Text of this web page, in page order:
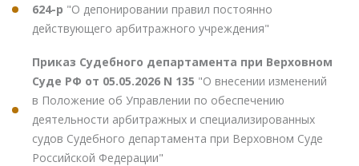
624-р "О депонировании правил постоянно
действующего арбитражного учреждения"
Приказ Судебного департамента при Верховном
Суде РФ от 05.05.2026 N 135 "О внесении изменений
в Положение об Управлении по обеспечению
деятельности арбитражных и специализированных
судов Судебного департамента при Верховном Суде
Российской Федерации"